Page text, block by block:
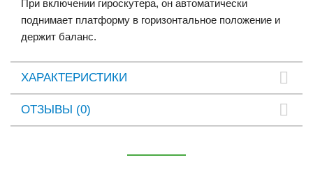
При включении гироскутера, он автоматически
поднимает платформу в горизонтальное положение и
держит баланс.
ХАРАКТЕРИСТИКИ
ОТЗЫВЫ (0)